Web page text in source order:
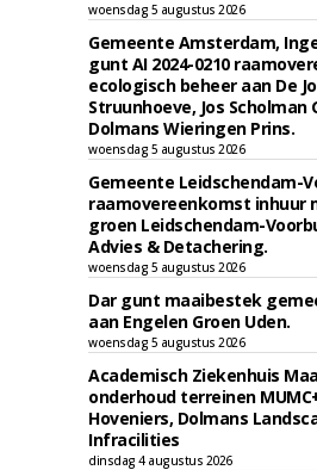
woensdag 5 augustus 2026
Gemeente Amsterdam,
gunt AI 2024-0210
ecologisch beheer aan De
Struunhoeve, Jos Scholman
Dolmans Wieringen Prins.
woensdag 5 augustus 2026
Gemeente Leidschendam-
raamovereenkomst inhuur
groen Leidschendam-
Advies & Detachering.
woensdag 5 augustus 2026
Dar gunt maaibestek
aan Engelen Groen Uden.
woensdag 5 augustus 2026
Academisch Ziekenhuis
onderhoud terreinen
Hoveniers, Dolmans
Infracilities
dinsdag 4 augustus 2026